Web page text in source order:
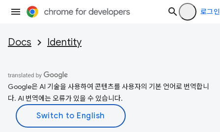
로그인
Docs Identity
Google은 AI 기술을 사용하여 콘텐츠를 사용자의 기본 언어로 번역합니
다. AI 번역에는 오류가 있을 수 있습니다.